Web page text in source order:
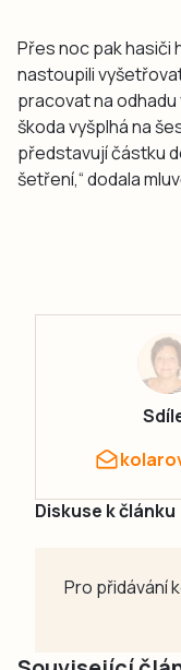
Přes noc pak hasiči
nastoupili
pracovat na
škoda vyšplhá na
představují částku
šetření,“ dodala
Diskuse k článku
Pro přidávání